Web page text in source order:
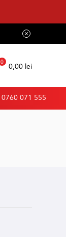
0 0,00 lei
0760 071 555